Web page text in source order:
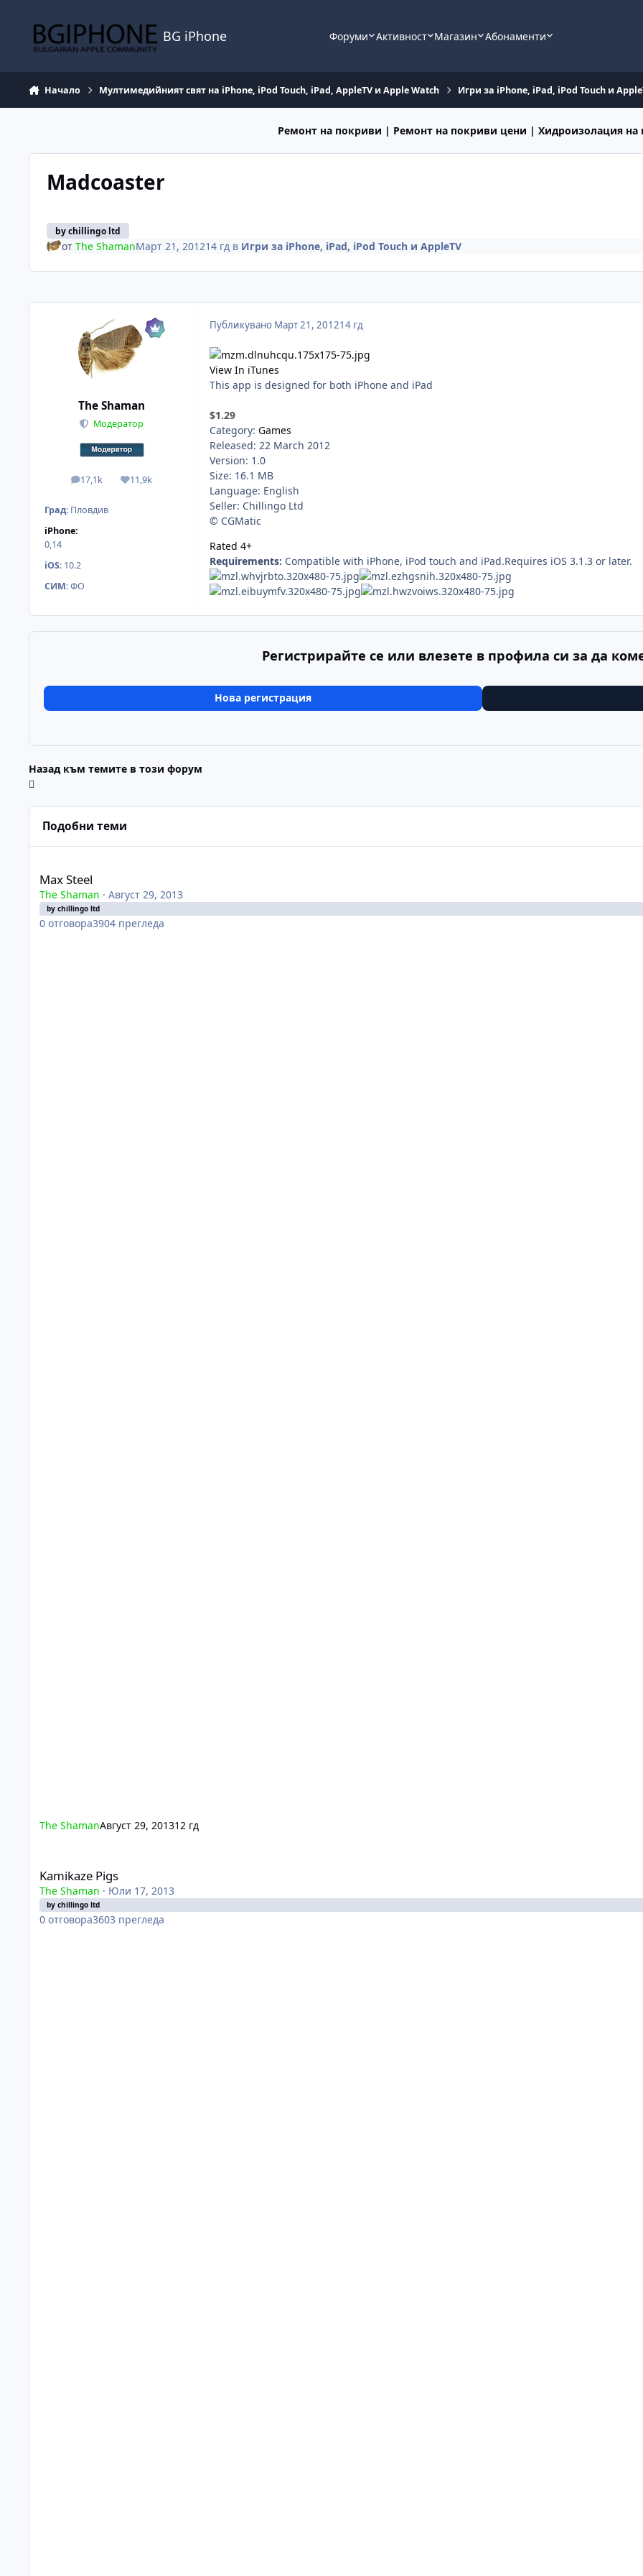
BG iPhone Форуми Активност Магазин Абонаменти
Начало Мултимедийният свят на iPhone, iPod Touch, iPad, AppleTV и Apple Watch Игри за iPhone, iPad, iPod Touch и
Ремонт на покриви | Ремонт на покриви цени | Хидроизолация на
Madcoaster
by chillingo ltd
от The ShamanМарт 21, 201214 гдв Игри за iPhone, iPad, iPod Touch и AppleTV
The Shaman
Модератор
17,1k
мнения 11,9k
Reputation
Град: Пловдив
iPhone:
0,14
iOS: 10.2
СИМ:ФО
Публикувано Март 21, 201214 гд
View In iTunes
This app is designed for both iPhone and iPad
$1.29
Category: Games
Released: 22 March 2012
Version: 1.0
Size: 16.1 MB
Language: English
Seller: Chillingo Ltd
© CGMatic
Rated 4+
Requirements: Compatible with iPhone, iPod touch and iPad.Requires iOS 3.1.3 or later.
Регистрирайте се или влезете в профила си за да
Нова регистрация
Назад към темите в този форум
Подобни теми
Max Steel
The Shaman · Август 29, 2013
by chillingo ltd
0 отговора3904 прегледа
The ShamanАвгуст 29, 201312 гд
Kamikaze Pigs
The Shaman · Юли 17, 2013
by chillingo ltd
0 отговора3603 прегледа